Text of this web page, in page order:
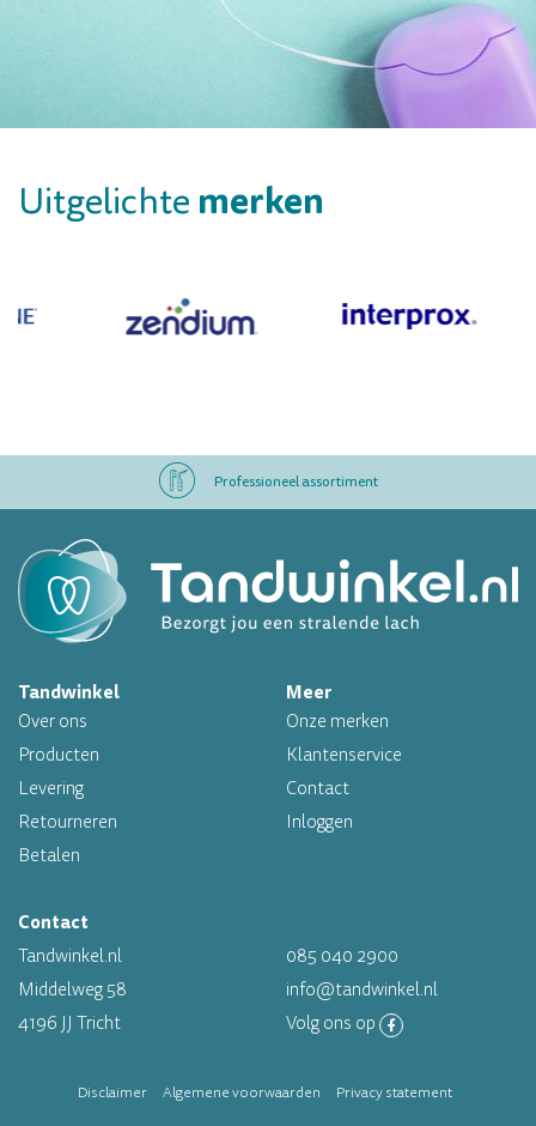
Uitgelichte merken
Professioneel assortiment
Op werkdagen voor 16.00 uur besteld, morgen in huis
Professioneel assortiment
Altijd op voorraad
Tandwinkel
Over ons
Producten
Levering
Retourneren
Betalen
Meer
Onze merken
Klantenservice
Contact
Inloggen
Contact
Tandwinkel.nl
Middelweg 58
4196 JJ Tricht
085 040 2900
info@tandwinkel.nl
Volg ons op
Disclaimer Algemene voorwaarden Privacy statement